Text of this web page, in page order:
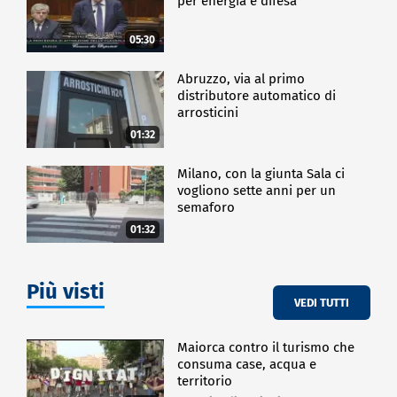
05:30
01:32
Abruzzo, via al primo
distributore automatico di
arrosticini
01:32
Milano, con la giunta Sala ci
vogliono sette anni per un
semaforo
Più visti VEDI TUTTI
Maiorca contro il turismo che
consuma case, acqua e
territorio